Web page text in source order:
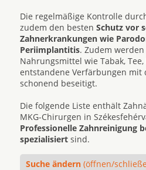
Die regelmäßige Kontrolle
zudem den besten Schutz vor
Zahnerkrankungen wie
Periimplantitis. Zudem
Nahrungsmittel wie Tabak,
entstandene Verfärbungen mit
schonend beseitigt.
Die folgende Liste enthält
MKG-Chirurgen in
Professionelle Zahnreinigung
spezialisiert sind.
Suche ändern (öffnen/